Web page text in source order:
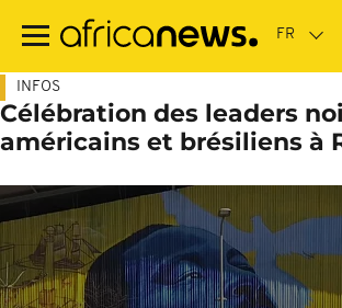
contenu
INFOS
Célébration des leaders
américains et brésiliens à